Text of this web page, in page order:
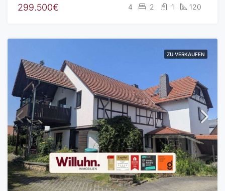
299.500€ 4 2 1 120
ZU VERKAUFEN